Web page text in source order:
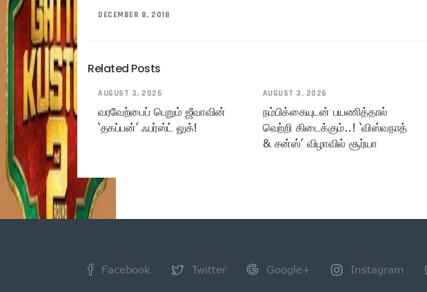
DECEMBER 8, 2018
Related Posts
AUGUST 3, 2026
வரவேற்பைப் பெறும் ஜீவாவின்
‘தகப்பன்’ ஃபர்ஸ்ட் லுக்!
AUGUST 3, 2026
நம்பிக்கையுடன் பயணித்தால்
வெற்றி கிடைக்கும்..! ‘விஸ்வநாத்
& சன்ஸ்’ விழாவில் சூர்யா
Facebook Twitter Google+ Instagram